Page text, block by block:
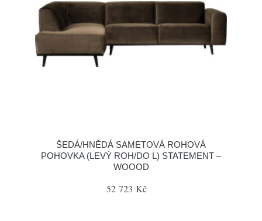
ŠEDÁ/HNĚDÁ SAMETOVÁ ROHOVÁ
POHOVKA (LEVÝ ROH/DO L) STATEMENT –
WOOOD
52 723 Kč